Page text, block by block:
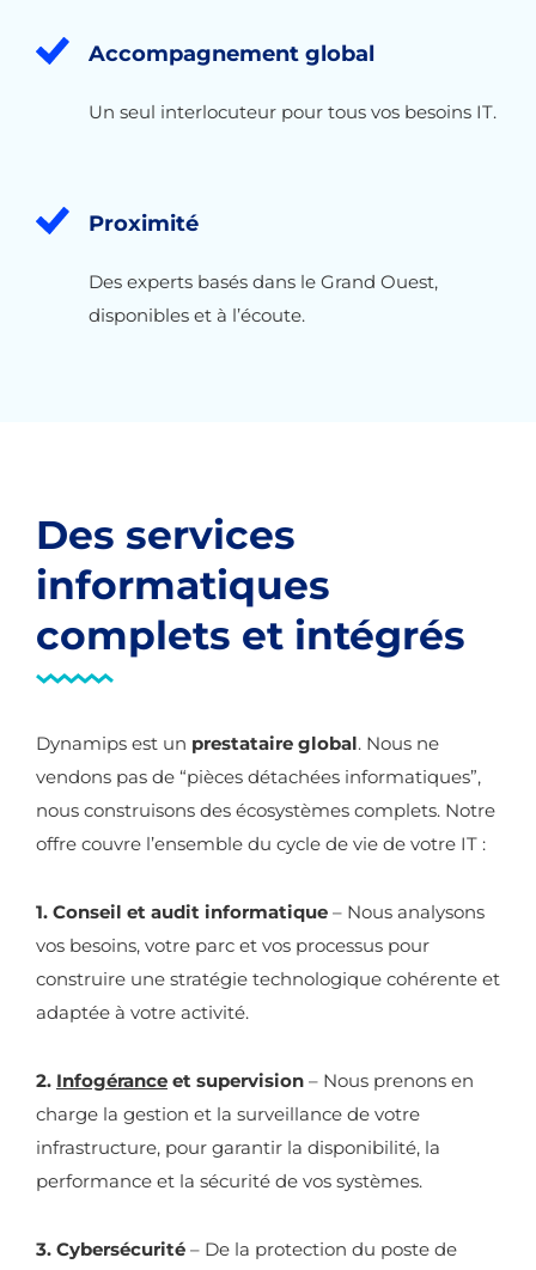
Accompagnement global
Un seul interlocuteur pour tous vos besoins IT.
Proximité
Des experts basés dans le Grand Ouest,
disponibles et à l’écoute.
Des services
informatiques
complets et intégrés
Dynamips est un prestataire global. Nous ne
vendons pas de “pièces détachées informatiques”,
nous construisons des écosystèmes complets. Notre
offre couvre l’ensemble du cycle de vie de votre IT :
1. Conseil et audit informatique – Nous analysons
vos besoins, votre parc et vos processus pour
construire une stratégie technologique cohérente et
adaptée à votre activité.
2. Infogérance et supervision – Nous prenons en
charge la gestion et la surveillance de votre
infrastructure, pour garantir la disponibilité, la
performance et la sécurité de vos systèmes.
3. Cybersécurité – De la protection du poste de